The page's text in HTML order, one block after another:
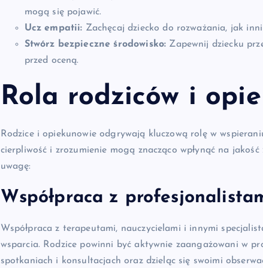
mogą się pojawić.
Ucz empatii: Zachęcaj dziecko do rozważania, jak
Stwórz bezpieczne środowisko: Zapewnij dziecku
przed oceną.
Rola rodziców i
Rodzice i opiekunowie odgrywają kluczową rolę w
cierpliwość i zrozumienie mogą znacząco wpłynąć na
uwagę:
Współpraca z
Współpraca z terapeutami, nauczycielami i innymi
wsparcia. Rodzice powinni być aktywnie zaangażowani w
spotkaniach i konsultacjach oraz dzieląc się swoimi